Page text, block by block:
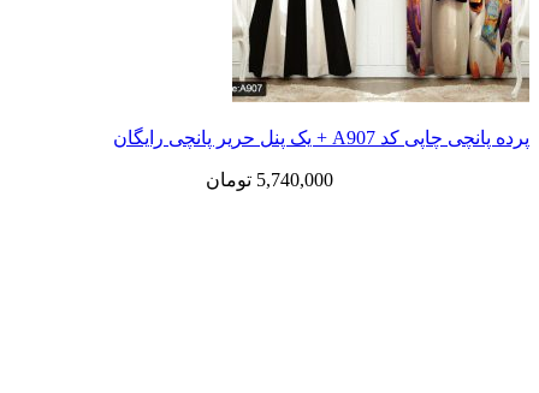
پرده پانچی چاپی کد A907 + یک پنل حریر پانچی رایگان
5,740,000 تومان